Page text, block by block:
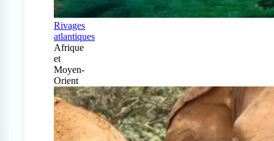
Rivages
atlantiques
Afrique
et
Moyen-
Orient